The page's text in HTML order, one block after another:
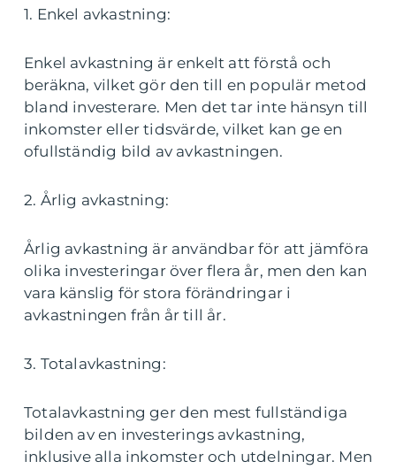
1. Enkel avkastning:
Enkel avkastning är enkelt att förstå och
beräkna, vilket gör den till en populär metod
bland investerare. Men det tar inte hänsyn till
inkomster eller tidsvärde, vilket kan ge en
ofullständig bild av avkastningen.
2. Årlig avkastning:
Årlig avkastning är användbar för att jämföra
olika investeringar över flera år, men den kan
vara känslig för stora förändringar i
avkastningen från år till år.
3. Totalavkastning:
Totalavkastning ger den mest fullständiga
bilden av en investerings avkastning,
inklusive alla inkomster och utdelningar. Men